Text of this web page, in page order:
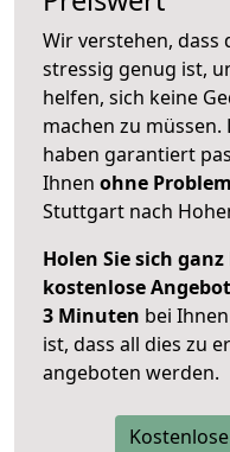
Wir verstehen, dass
stressig genug ist,
helfen, sich keine
machen zu müssen.
haben garantiert
Ihnen ohne
Stuttgart nach
Holen Sie sich
kostenlose
3 Minuten bei
ist, dass all dies zu
angeboten werden.